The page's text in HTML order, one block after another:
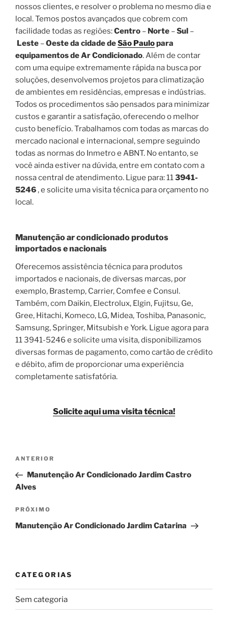
nossos clientes, e resolver o problema no mesmo dia e
local. Temos postos avançados que cobrem com
facilidade todas as regiões:Centro – Norte –Sul –
Leste –Oeste da cidade deSão Paulopara
equipamentos de Ar Condicionado. Além de contar
com uma equipe extremamente rápida na busca por
soluções, desenvolvemos projetos para climatização
de ambientes em residências, empresas e indústrias.
Todos os procedimentos são pensados para minimizar
custos e garantir a satisfação, oferecendo o melhor
custo benefício. Trabalhamos com todas as marcas do
mercado nacional e internacional, sempre seguindo
todas as normas do Inmetro e ABNT. No entanto, se
você ainda estiver na dúvida, entre em contato com a
nossa central de atendimento. Ligue para: 113941-
5246, e solicite uma visita técnica para orçamento no
local.
Manutenção ar condicionado produtos
importados e nacionais
Oferecemos assistência técnica para produtos
importados e nacionais, de diversas marcas, por
exemplo, Brastemp, Carrier, Comfee e Consul.
Também, com Daikin, Electrolux, Elgin, Fujitsu, Ge,
Gree, Hitachi, Komeco, LG, Midea, Toshiba, Panasonic,
Samsung, Springer, Mitsubish e York. Ligue agora para
11 3941-5246 e solicite uma visita, disponibilizamos
diversas formas de pagamento, como cartão de crédito
e débito, afim de proporcionar uma experiência
completamente satisfatória.
Solicite aqui uma visita técnica!
Navegação
Post
Post
anterior
ANTERIOR
Manutenção Ar Condicionado Jardim Castro
Alves
Próximo
post
PRÓXIMO
Manutenção Ar Condicionado Jardim Catarina
CATEGORIAS
Sem categoria